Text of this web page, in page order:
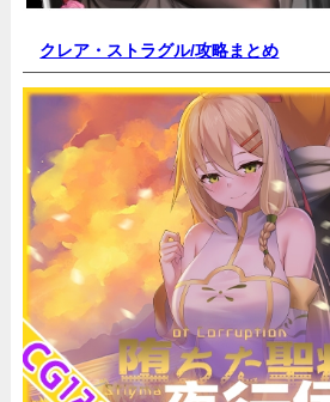
クレア・ストラグル/攻略まとめ